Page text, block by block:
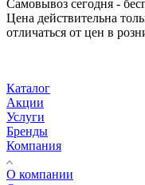
Самовывоз сегодня -
Цена действительна
отличаться от цен в
Каталог
Акции
Услуги
Бренды
Компания
О компании